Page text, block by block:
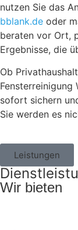
nutzen Sie das
bblank.de oder
beraten vor Ort,
Ergebnisse, die
Ob
Fensterreinigung
sofort sichern
Sie werden es
Leistungen
Wir bieten